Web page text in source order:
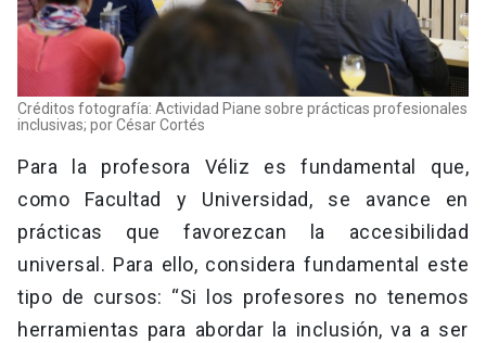
Créditos fotografía: Actividad Piane sobre prácticas profesionales
inclusivas; por César Cortés
Para la profesora Véliz es fundamental que,
como Facultad y Universidad, se avance en
prácticas que favorezcan la accesibilidad
universal. Para ello, considera fundamental este
tipo de cursos: “Si los profesores no tenemos
herramientas para abordar la inclusión, va a ser